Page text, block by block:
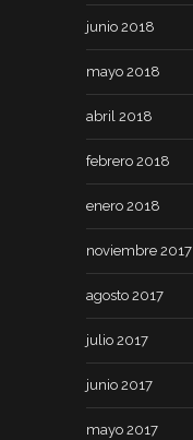
junio 2018
mayo 2018
abril 2018
febrero 2018
enero 2018
noviembre 2017
agosto 2017
julio 2017
junio 2017
mayo 2017